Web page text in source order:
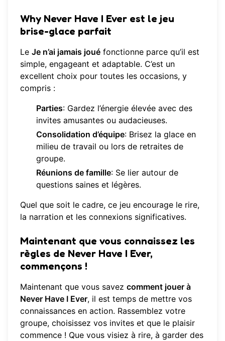
Why Never Have I Ever est le jeu
brise-glace parfait
Le Je n’ai jamais joué fonctionne parce qu’il est
simple, engageant et adaptable. C’est un
excellent choix pour toutes les occasions, y
compris :
Parties: Gardez l’énergie élevée avec des
invites amusantes ou audacieuses.
Consolidation d’équipe: Brisez la glace en
milieu de travail ou lors de retraites de
groupe.
Réunions de famille: Se lier autour de
questions saines et légères.
Quel que soit le cadre, ce jeu encourage le rire,
la narration et les connexions significatives.
Maintenant que vous connaissez les
règles de Never Have I Ever,
commençons !
Maintenant que vous savez comment jouer à
Never Have I Ever, il est temps de mettre vos
connaissances en action. Rassemblez votre
groupe, choisissez vos invites et que le plaisir
commence ! Que vous visiez à rire, à garder des